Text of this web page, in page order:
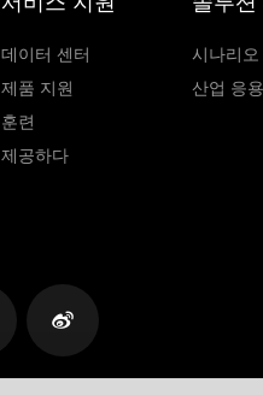
데이터 센터
제품 지원
훈련
제공하다
시나리오
산업 응